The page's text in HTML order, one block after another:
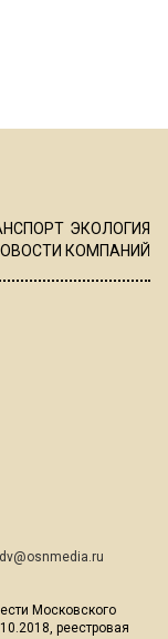
ЭКОЛОГИЯ
КОМПАНИЙ
Московского
реестровая